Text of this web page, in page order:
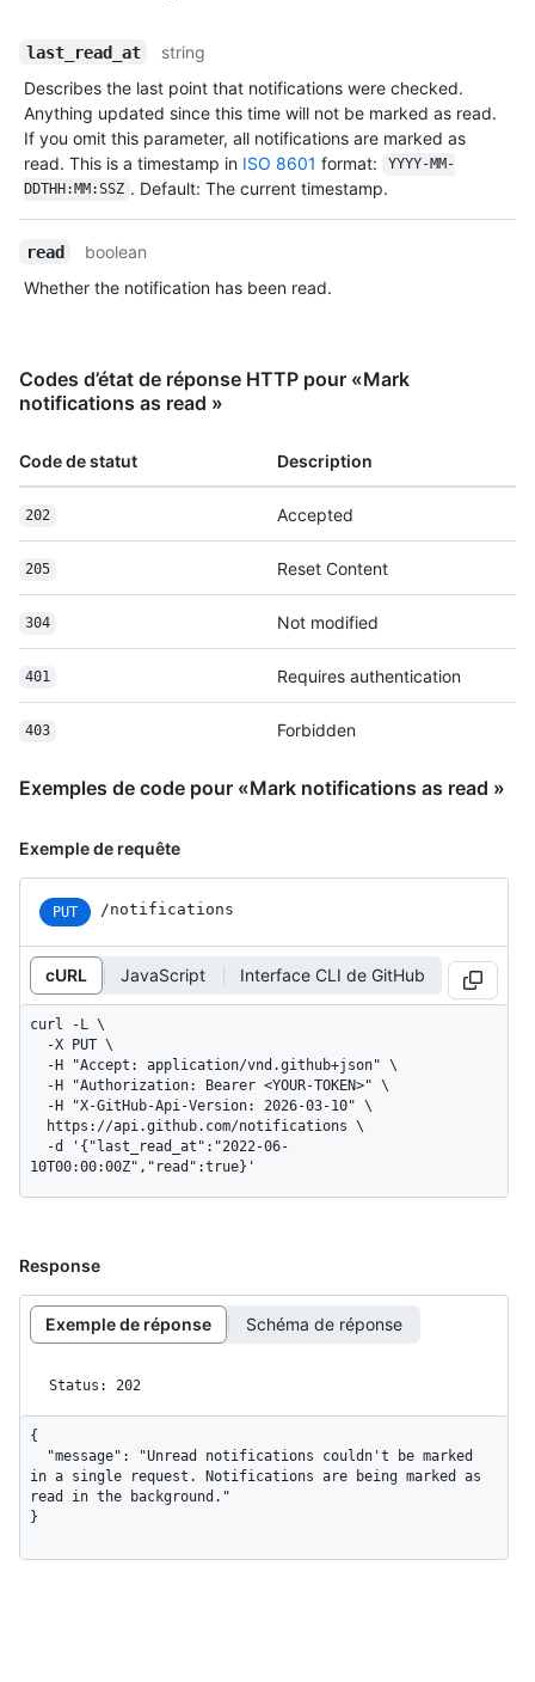
last_read_at
string
Describes the last point that notifications were checked.
Anything updated since this time will not be marked as read.
If you omit this parameter, all notifications are marked as
read. This is a timestamp in ISO 8601 format:
YYYY-MM-
DDTHH:MM:SSZ . Default: The current timestamp.
read
boolean
Whether the notification has been read.
Codes d’état de réponse HTTP pour «Mark
notifications as read »
Code de statut Description
202 Accepted
205 Reset Content
304 Not modified
401 Requires authentication
403 Forbidden
Exemples de code pour «Mark notifications as read »
Exemple de requête
PUT /notifications
cURL JavaScript Interface CLI de GitHub
curl -L \
10T00:00:00Z","read":true}'
Response
Exemple de réponse Schéma de réponse
Status: 202
{
in a single request. Notifications are being marked as
read in the background."
}